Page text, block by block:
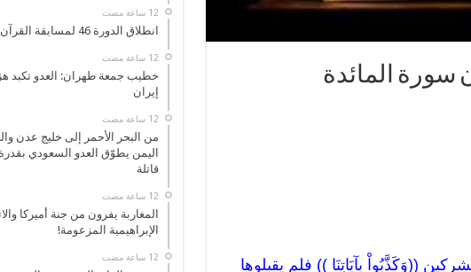
سورة المائدة
((وَكَذَّبُواْ بِآيَاتِنَا )) فلم يقبلوها
انطلاق الدورة 46 لمسابقة القرآن الدولية في مكة
خطيب جمعة طهران: العدو تكبد
إيران
من البحر الأحمر إلى خليج عدن
اليمن يطوّق العدو السعودي
قاتلة
المغاربة يفرون من جنة أميركا
الإبراهيمية المزعومة!